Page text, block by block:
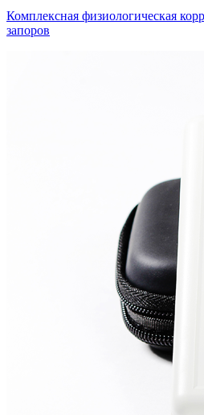
Комплексная физиологическая
запоров